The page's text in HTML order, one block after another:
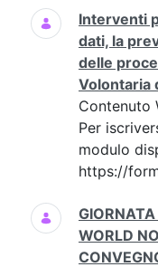
Interventi
dati, la
delle
Volontaria
Contenuto
Per
modulo
https://
WORLD